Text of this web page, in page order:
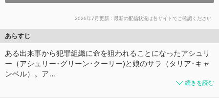
2026年7月更新：最新の配信状況は各サイトでご確認ください
あらすじ
ある出来事から犯罪組織に命を狙われることになったアシュリ
ー（アシュリー･グリーン･クーリー)と娘のサラ（タリア･キャ
ンベル）。ア…
続きを読む